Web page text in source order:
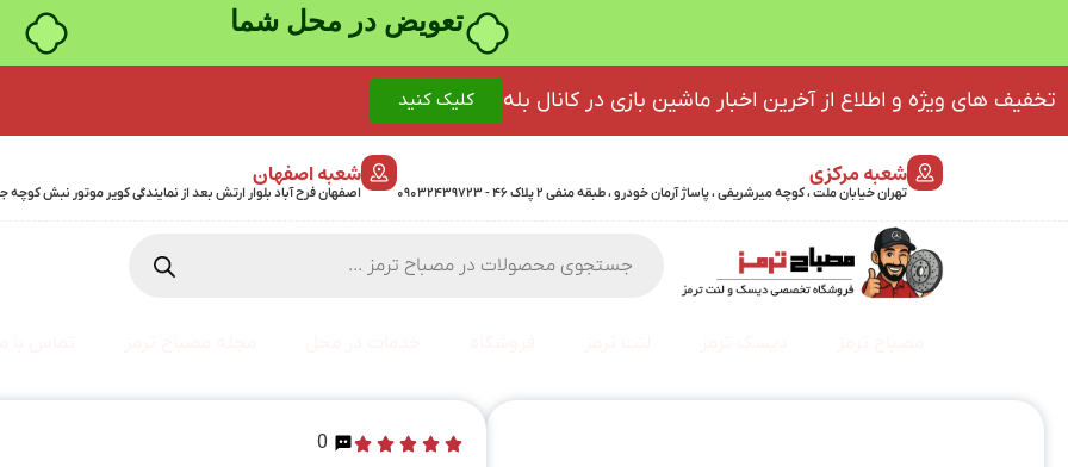
خرید قسطی با ترب‌پی
تخفیف های ویژه و اطلاع از آخرین اخبار ماشین بازی در کانال بله کلیک کنید
شعبه مرکزی
تهران خیابان ملت ، کوچه میرشریفی ، پاساژ آرمان خودرو ، طبقه منفی 2 پلاک 46 - 09032439723
شعبه اصفهان
اصفهان فرح آباد بلوار ارتش بعد از نمایندگی کویر موتور نبش کوچه جمشیدی 24 پلاک 358 -
0